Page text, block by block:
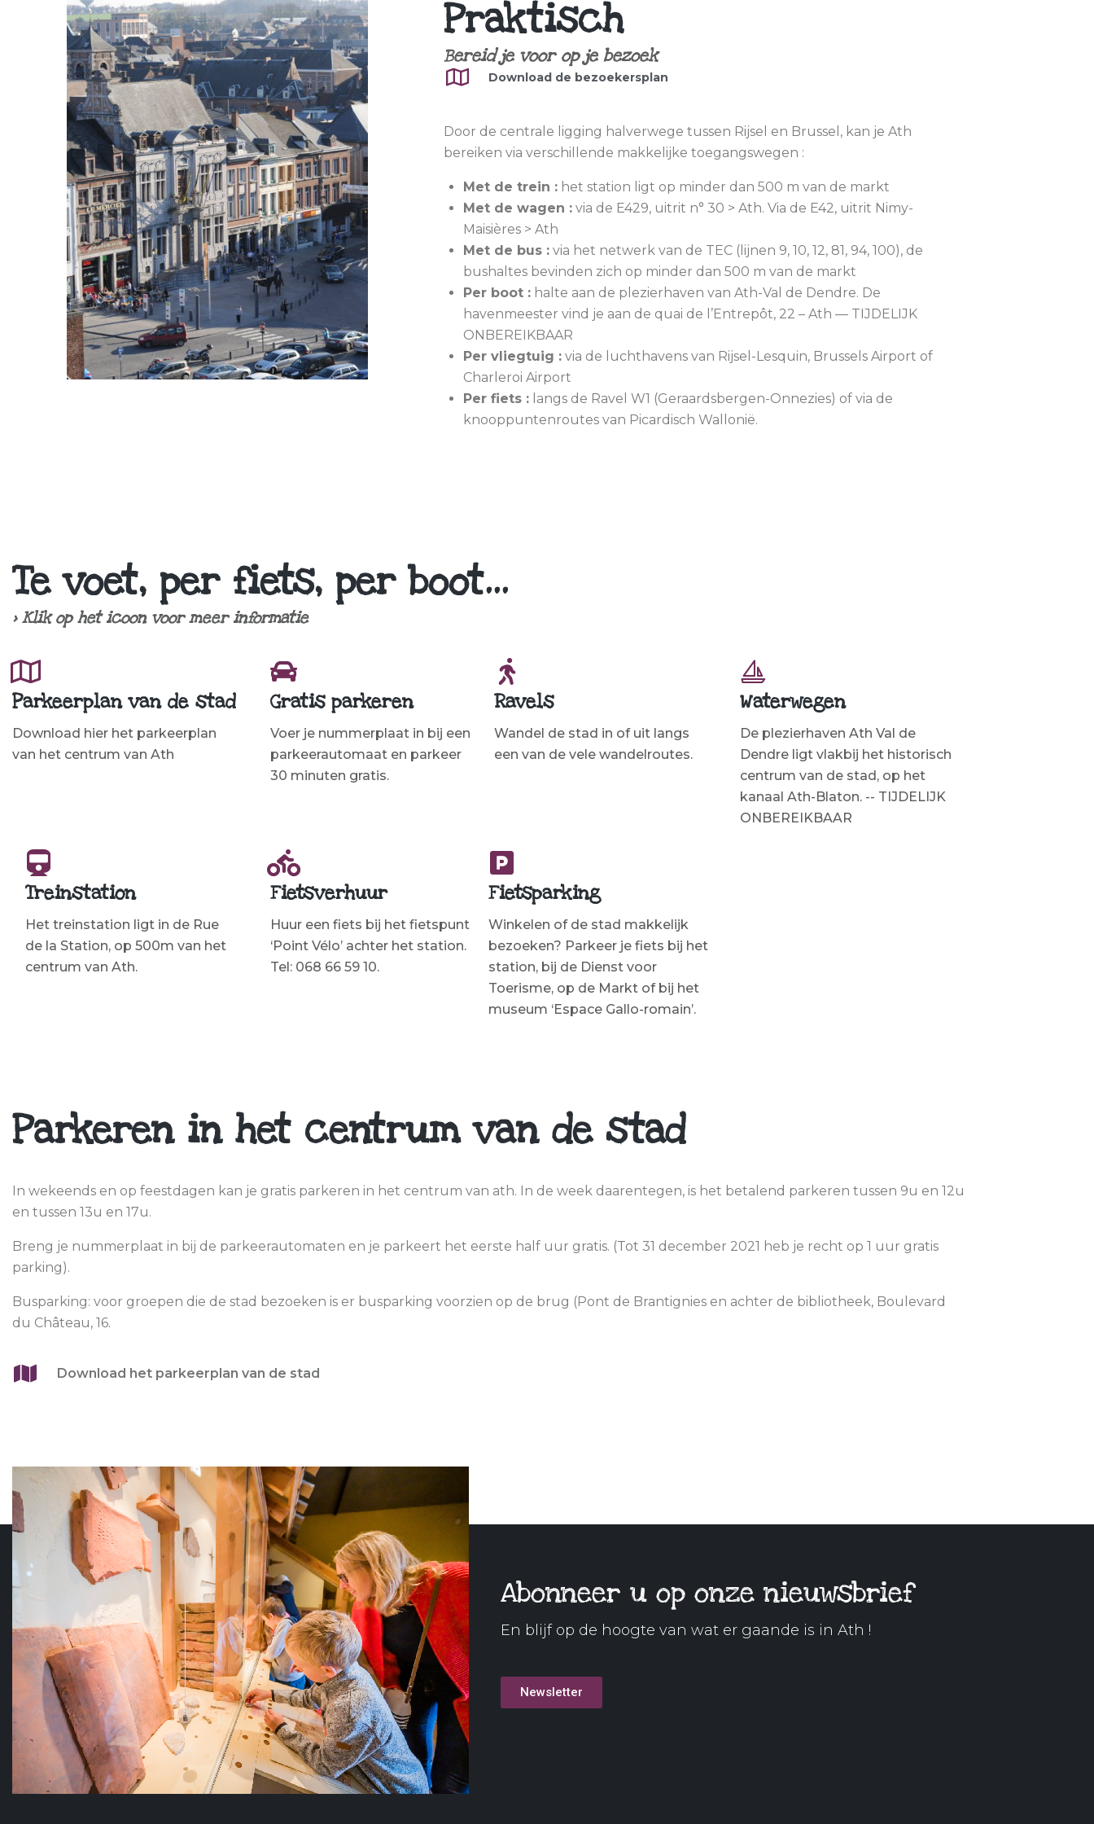
Praktisch
Bereid je voor op je bezoek
Download de bezoekersplan
Door de centrale ligging halverwege tussen Rijsel en Brussel, kan je Ath
bereiken via verschillende makkelijke toegangswegen :
Met de trein : het station ligt op minder dan 500 m van de markt
Met de wagen : via de E429, uitrit n° 30 > Ath. Via de E42, uitrit Nimy-
Maisières > Ath
Met de bus : via het netwerk van de TEC (lijnen 9, 10, 12, 81, 94, 100), de
bushaltes bevinden zich op minder dan 500 m van de markt
Per boot : halte aan de plezierhaven van Ath-Val de Dendre. De
havenmeester vind je aan de quai de l’Entrepôt, 22 – Ath — TIJDELIJK
ONBEREIKBAAR
Per vliegtuig : via de luchthavens van Rijsel-Lesquin, Brussels Airport of
Charleroi Airport
Per fiets : langs de Ravel W1 (Geraardsbergen-Onnezies) of via de
knooppuntenroutes van Picardisch Wallonië.
Te voet, per fiets, per boot…
> Klik op het icoon voor meer informatie
Parkeerplan van de stad
Download hier het parkeerplan
van het centrum van Ath
Gratis parkeren
Voer je nummerplaat in bij een
parkeerautomaat en parkeer
30 minuten gratis.
Ravels
Wandel de stad in of uit langs
een van de vele wandelroutes.
Waterwegen
De plezierhaven Ath Val de
Dendre ligt vlakbij het historisch
centrum van de stad, op het
kanaal Ath-Blaton. -- TIJDELIJK
ONBEREIKBAAR
Treinstation
Het treinstation ligt in de Rue
de la Station, op 500m van het
centrum van Ath.
Fietsverhuur
Huur een fiets bij het fietspunt
‘Point Vélo’ achter het station.
Tel: 068 66 59 10.
Fietsparking
Winkelen of de stad makkelijk
bezoeken? Parkeer je fiets bij het
station, bij de Dienst voor
Toerisme, op de Markt of bij het
museum ‘Espace Gallo-romain’.
Parkeren in het centrum van de stad
In wekeends en op feestdagen kan je gratis parkeren in het centrum van ath. In de week daarentegen, is het betalend parkeren tussen 9u en 12u
en tussen 13u en 17u.
Breng je nummerplaat in bij de parkeerautomaten en je parkeert het eerste half uur gratis. (Tot 31 december 2021 heb je recht op 1 uur gratis
parking).
Busparking: voor groepen die de stad bezoeken is er busparking voorzien op de brug (Pont de Brantignies en achter de bibliotheek, Boulevard
du Château, 16.
Download het parkeerplan van de stad
Abonneer u op onze nieuwsbrief
En blijf op de hoogte van wat er gaande is in Ath !
Newsletter